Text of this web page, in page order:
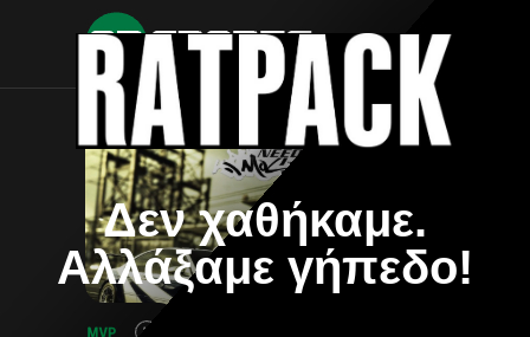
Δεν χαθήκαμε.
Αλλάξαμε γήπεδο!